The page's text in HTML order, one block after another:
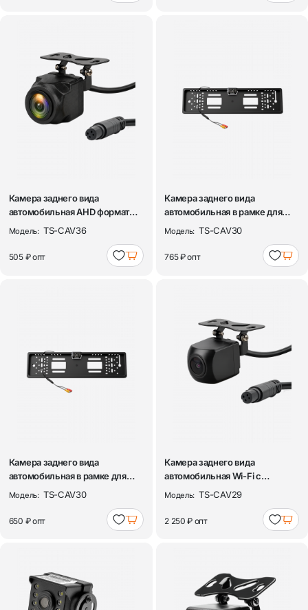
Камера заднего вида
автомобильная AHD формат
720Р TDS TS-CAV...
Модель: TS-CAV36
505 ₽опт
Камера заднего вида
автомобильная в рамке для
номера с подсв...
Модель: TS-CAV30
765 ₽опт
Камера заднего вида
автомобильная в рамке для
номера с подсв...
Модель: TS-CAV30
650 ₽опт
Камера заднего вида
автомобильная Wi-Fi с
разметкой TDS TS-C...
Модель: TS-CAV29
2 250 ₽ опт